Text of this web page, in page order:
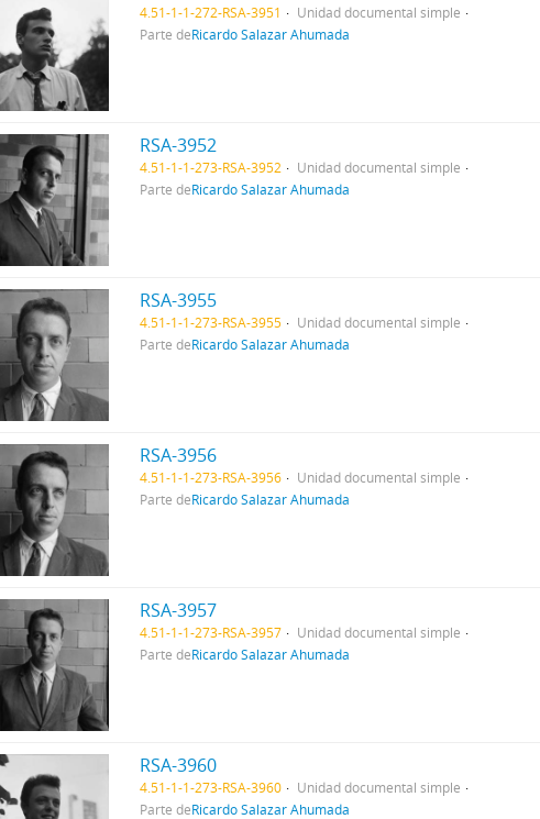
4.51-1-1-272-RSA-3951
Unidad documental simple
Parte deRicardo Salazar Ahumada
RSA-3952
4.51-1-1-273-RSA-3952
Unidad documental simple
Parte deRicardo Salazar Ahumada
RSA-3955
4.51-1-1-273-RSA-3955
Unidad documental simple
Parte deRicardo Salazar Ahumada
RSA-3956
4.51-1-1-273-RSA-3956
Unidad documental simple
Parte deRicardo Salazar Ahumada
RSA-3957
4.51-1-1-273-RSA-3957
Unidad documental simple
Parte deRicardo Salazar Ahumada
RSA-3960
4.51-1-1-273-RSA-3960
Unidad documental simple
Parte deRicardo Salazar Ahumada